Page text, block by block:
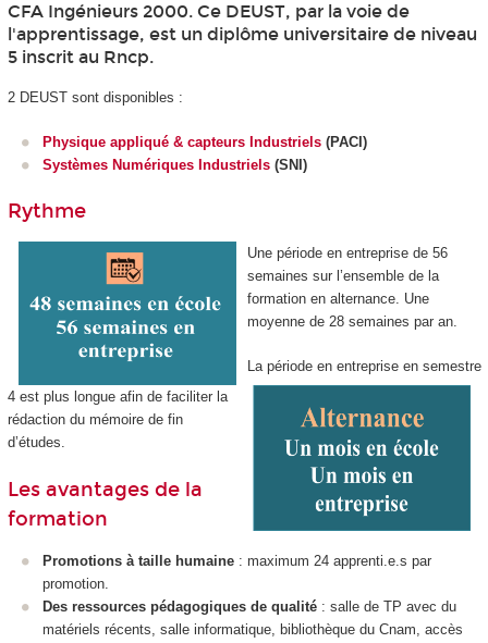
CFA Ingénieurs 2000. Ce DEUST, par la voie de
l'apprentissage, est un diplôme universitaire de niveau
5inscrit au Rncp.
2 DEUST sont disponibles :
Physique appliqué & capteurs Industriels (PACI)
Systèmes Numériques Industriels (SNI)
Rythme
Une période en entreprise de 56
semaines sur l’ensemble de la
formation en alternance. Une
moyenne de 28 semaines par an.
La période en entreprise en semestre
4 est plus longue afin de faciliter la
rédaction du mémoire de fin
d’études.
Les avantages de la
formation
Promotions à taille humaine : maximum 24 apprenti.e.s par
promotion.
Des ressources pédagogiques de qualité : salle de TP avec du
matériels récents, salle informatique, bibliothèque du Cnam, accès